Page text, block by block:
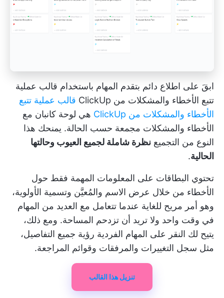
ابقَ على اطلاع دائم بتقدم المهام باستخدام قالب عملية
تتبع الأخطاء والمشكلات من ClickUp
قالب عملية تتبع
الأخطاء والمشكلات من ClickUp
هي لوحة كانبان مع
الأخطاء والمشكلات مجمعة حسب الحالة. يمنحك هذا
النوع من التجميع نظرة شاملة لجميع العيوب وحالتها
الحالية.
تحتوي البطاقات على المعلومات المهمة فقط حول
الأخطاء من خلال عرض الاسم والمُعيَّن وتسمية الأولوية،
وهو أمر مريح للغاية عندما تتعامل مع العديد من المهام
في وقت واحد ولا تريد أن تزدحم المساحة. ومع ذلك،
يتيح لك النقر على المهام الفردية رؤية جميع التفاصيل،
مثل سجل التغييرات والمرفقات وقوائم المراجعة.
تنزيل هذا القالب